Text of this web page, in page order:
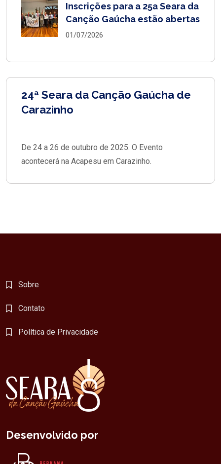
Inscrições para a 25a Seara da
Canção Gaúcha estão abertas
01/07/2026
24ª Seara da Canção Gaúcha de
Carazinho
De 24 a 26 de outubro de 2025. O Evento
acontecerá na Acapesu em Carazinho.
Sobre
Contato
Política de Privacidade
Desenvolvido por